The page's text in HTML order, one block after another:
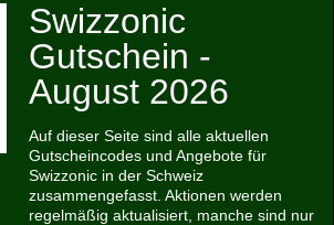
Swizzonic
Gutschein -
August 2026
Auf dieser Seite sind alle aktuellen
Gutscheincodes und Angebote für
Swizzonic in der Schweiz
zusammengefasst. Aktionen werden
regelmäßig aktualisiert, manche sind nur